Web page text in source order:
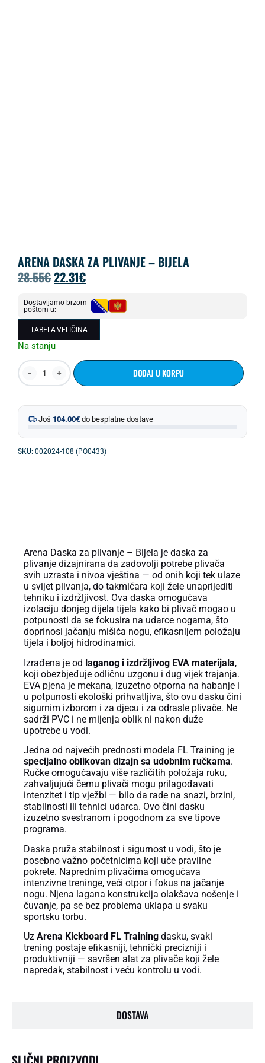
ARENA DASKA ZA PLIVANJE – BIJELA
28.55€22.31€
Dostavljamo brzom
poštom u:
TABELA VELIČINA
Na stanju
DODAJ U KORPU
Još 104.00€ do besplatne dostave
SKU: 002024-108 (PO0433)
DOSTAVA
Arena Daska za plivanje – Bijela je daska za
plivanje dizajnirana da zadovolji potrebe plivača
svih uzrasta i nivoa vještina — od onih koji tek ulaze
u svijet plivanja, do takmičara koji žele unaprijediti
tehniku i izdržljivost. Ova daska omogućava
izolaciju donjeg dijela tijela kako bi plivač mogao u
potpunosti da se fokusira na udarce nogama, što
doprinosi jačanju mišića nogu, efikasnijem položaju
tijela i boljoj hidrodinamici.
Izrađena je od laganog i izdržljivog EVA materijala,
koji obezbjeđuje odličnu uzgonu i dug vijek trajanja.
EVA pjena je mekana, izuzetno otporna na habanje i
u potpunosti ekološki prihvatljiva, što ovu dasku čini
sigurnim izborom i za djecu i za odrasle plivače. Ne
sadrži PVC i ne mijenja oblik ni nakon duže
upotrebe u vodi.
Jedna od najvećih prednosti modela FL Training je
specijalno oblikovan dizajn sa udobnim ručkama.
Ručke omogućavaju više različitih položaja ruku,
zahvaljujući čemu plivači mogu prilagođavati
intenzitet i tip vježbi — bilo da rade na snazi, brzini,
stabilnosti ili tehnici udarca. Ovo čini dasku
izuzetno svestranom i pogodnom za sve tipove
programa.
Daska pruža stabilnost i sigurnost u vodi, što je
posebno važno početnicima koji uče pravilne
pokrete. Naprednim plivačima omogućava
intenzivne treninge, veći otpor i fokus na jačanje
nogu. Njena lagana konstrukcija olakšava nošenje i
čuvanje, pa se bez problema uklapa u svaku
sportsku torbu.
Uz Arena Kickboard FL Training dasku, svaki
trening postaje efikasniji, tehnički precizniji i
produktivniji — savršen alat za plivače koji žele
napredak, stabilnost i veću kontrolu u vodi.